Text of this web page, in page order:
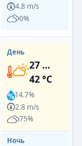
4.8 m/s
0%
День
27 …
42 °C
14.7%
2.8 m/s
75%
Ночь